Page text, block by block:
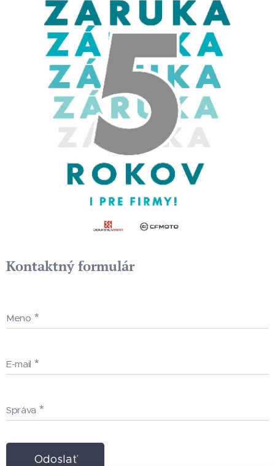
Kontaktný formulár
Meno
E-mail
Správa
Odoslať